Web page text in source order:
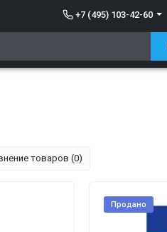
+7 (495) 103-42-60
товаров (0)
Продано